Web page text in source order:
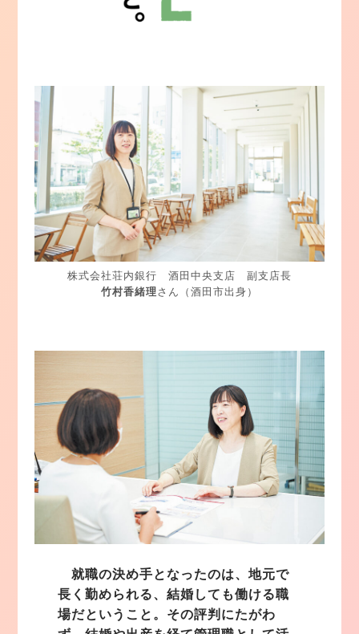
株式会社荘内銀行 酒田中央支店 副支店長
竹村香緒理さん（酒田市出身）
就職の決め手となったのは、地元で
長く勤められる、結婚しても働ける職
場だということ。その評判にたがわ